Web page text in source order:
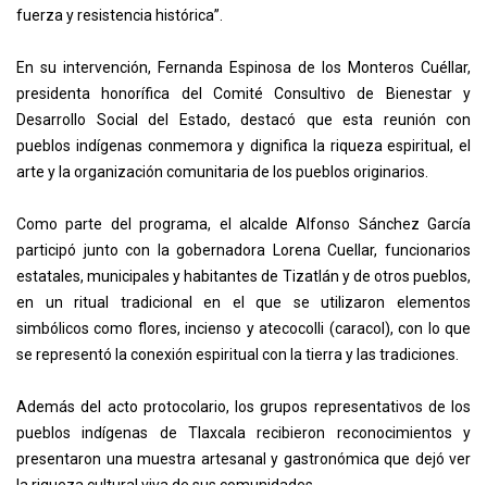
fuerza y resistencia histórica”.
En su intervención, Fernanda Espinosa de los Monteros Cuéllar,
presidenta honorífica del Comité Consultivo de Bienestar y
Desarrollo Social del Estado, destacó que esta reunión con
pueblos indígenas conmemora y dignifica la riqueza espiritual, el
arte y la organización comunitaria de los pueblos originarios.
Como parte del programa, el alcalde Alfonso Sánchez García
participó junto con la gobernadora Lorena Cuellar, funcionarios
estatales, municipales y habitantes de Tizatlán y de otros pueblos,
en un ritual tradicional en el que se utilizaron elementos
simbólicos como flores, incienso y atecocolli (caracol), con lo que
se representó la conexión espiritual con la tierra y las tradiciones.
Además del acto protocolario, los grupos representativos de los
pueblos indígenas de Tlaxcala recibieron reconocimientos y
presentaron una muestra artesanal y gastronómica que dejó ver